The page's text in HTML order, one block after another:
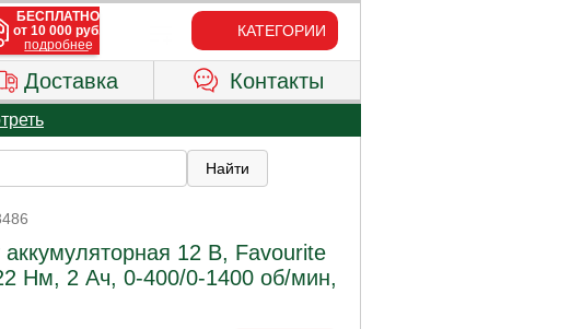
КАТЕГОРИИ
Доставка Контакты
12 В, Favourite
Нм, 2 Ач, 0-400/0-1400 об/мин,